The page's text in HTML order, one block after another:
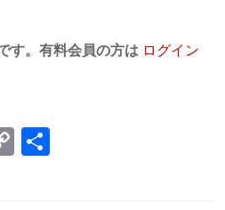
す。有料会員の方は ログイン
C
o